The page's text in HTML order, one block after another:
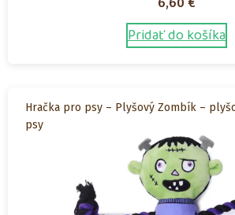
Pridať do košíka
Hračka pro psy – Plyšový Zombík –
psy